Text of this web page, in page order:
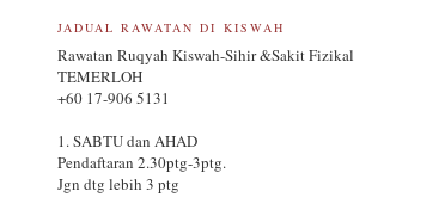
JADUAL RAWATAN DI KISWAH
Rawatan Ruqyah Kiswah-Sihir &Sakit Fizikal
TEMERLOH
+60 17-906 5131
1. SABTU dan AHAD
Pendaftaran 2.30ptg-3ptg.
Jgn dtg lebih 3 ptg